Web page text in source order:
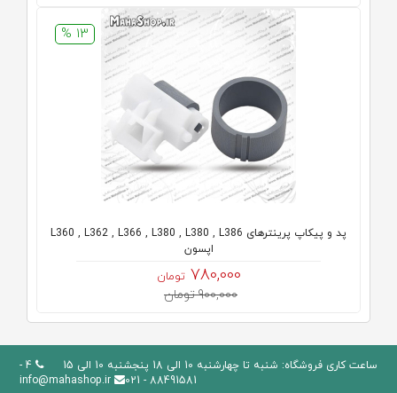
13 %
پد و پیکاپ پرینترهای L360 , L362 , L366 , L380 , L380 , L386
اپسون
780,000 تومان
900,000 تومان
ساعت کاری فروشگاه: شنبه تا چهارشنبه 10 الی 18 پنجشنبه 10 الی 15
4 -
88491581 - 021
info@mahashop.ir